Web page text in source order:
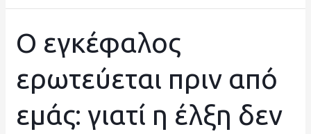
Ο εγκέφαλος
ερωτεύεται πριν από
εμάς: γιατί η έλξη δεν
Ο
εγκέφαλος
ερωτεύεται
πριν
από
εμάς: